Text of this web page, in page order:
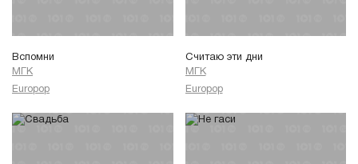
Вспомни
МГК
Europop
Считаю эти дни
МГК
Europop